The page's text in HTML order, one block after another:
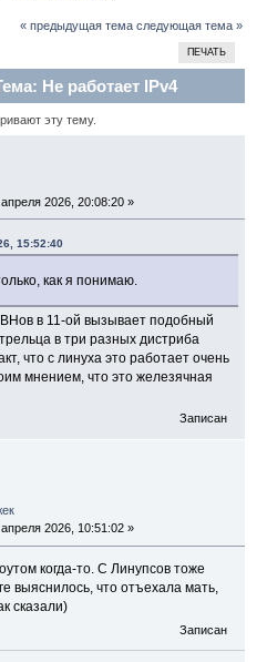
« предыдущая тема следующая тема »
ПЕЧАТЬ
Не работает IPv4
эту тему.
2026, 20:08:20 »
15:52:40
как я понимаю.
в 11-ой вызывает подобный
в три разных дистриба
что с линуха это работает очень
мнением, что это железячная
Записан
2026, 10:51:02 »
когда-то. С Линупсов тоже
выяснилось, что отъехала мать,
сказали)
Записан